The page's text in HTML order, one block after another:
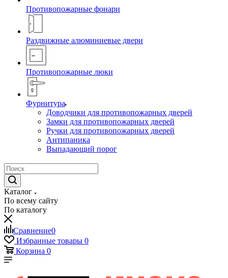
Противопожарные фонари
Раздвижные алюминиевые двери
Противопожарные люки
Фурнитура
Доводчики для противопожарных дверей
Замки для противопожарных дверей
Ручки для противопожарных дверей
Антипаника
Выпадающий порог
Каталог
По всему сайту
По каталогу
Сравнение0
Избранные товары 0
Корзина 0